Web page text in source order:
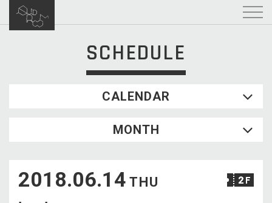
SCHEDULE
CALENDAR
WED
2
3 4 5
8
MONTH
2018.06.14 THU